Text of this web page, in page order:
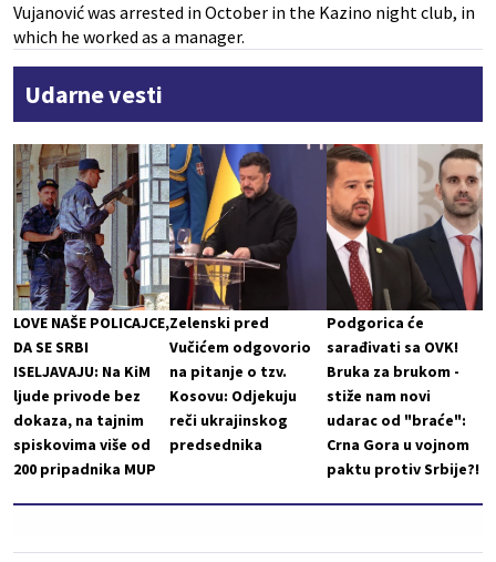
Vujanović was arrested in October in the Kazino night club, in
which he worked as a manager.
Udarne vesti
LOVE NAŠE POLICAJCE,
DA SE SRBI
ISELJAVAJU: Na KiM
ljude privode bez
dokaza, na tajnim
spiskovima više od
200 pripadnika MUP
Zelenski pred
Vučićem odgovorio
na pitanje o tzv.
Kosovu: Odjekuju
reči ukrajinskog
predsednika
Podgorica će
sarađivati sa OVK!
Bruka za brukom -
stiže nam novi
udarac od "braće":
Crna Gora u vojnom
paktu protiv Srbije?!